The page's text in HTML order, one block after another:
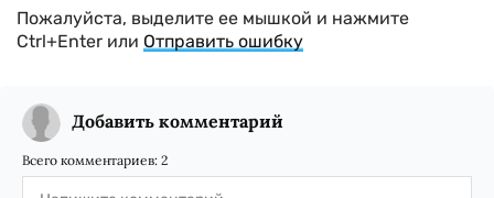
Пожалуйста, выделите ее мышкой и нажмите
Ctrl+Enter или Отправить ошибку
Добавить комментарий
Всего комментариев: 2